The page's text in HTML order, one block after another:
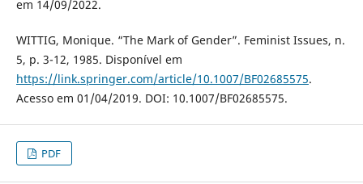
em 14/09/2022.
WITTIG, Monique. “The Mark of Gender”. Feminist Issues, n.
5, p. 3-12, 1985. Disponível em
https://link.springer.com/article/10.1007/BF02685575.
Acesso em 01/04/2019. DOI: 10.1007/BF02685575.
PDF